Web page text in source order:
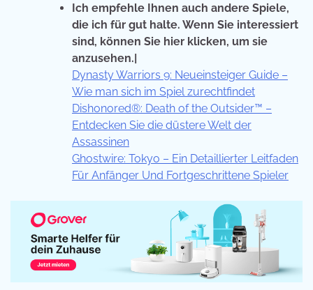
Ich empfehle Ihnen auch andere Spiele,
die ich für gut halte. Wenn Sie interessiert
sind, können Sie hier klicken, um sie
anzusehen.|
Dynasty Warriors 9: Neueinsteiger Guide –
Wie man sich im Spiel zurechtfindet
Dishonored®: Death of the Outsider™ –
Entdecken Sie die düstere Welt der
Assassinen
Ghostwire: Tokyo – Ein Detaillierter Leitfaden
Für Anfänger Und Fortgeschrittene Spieler